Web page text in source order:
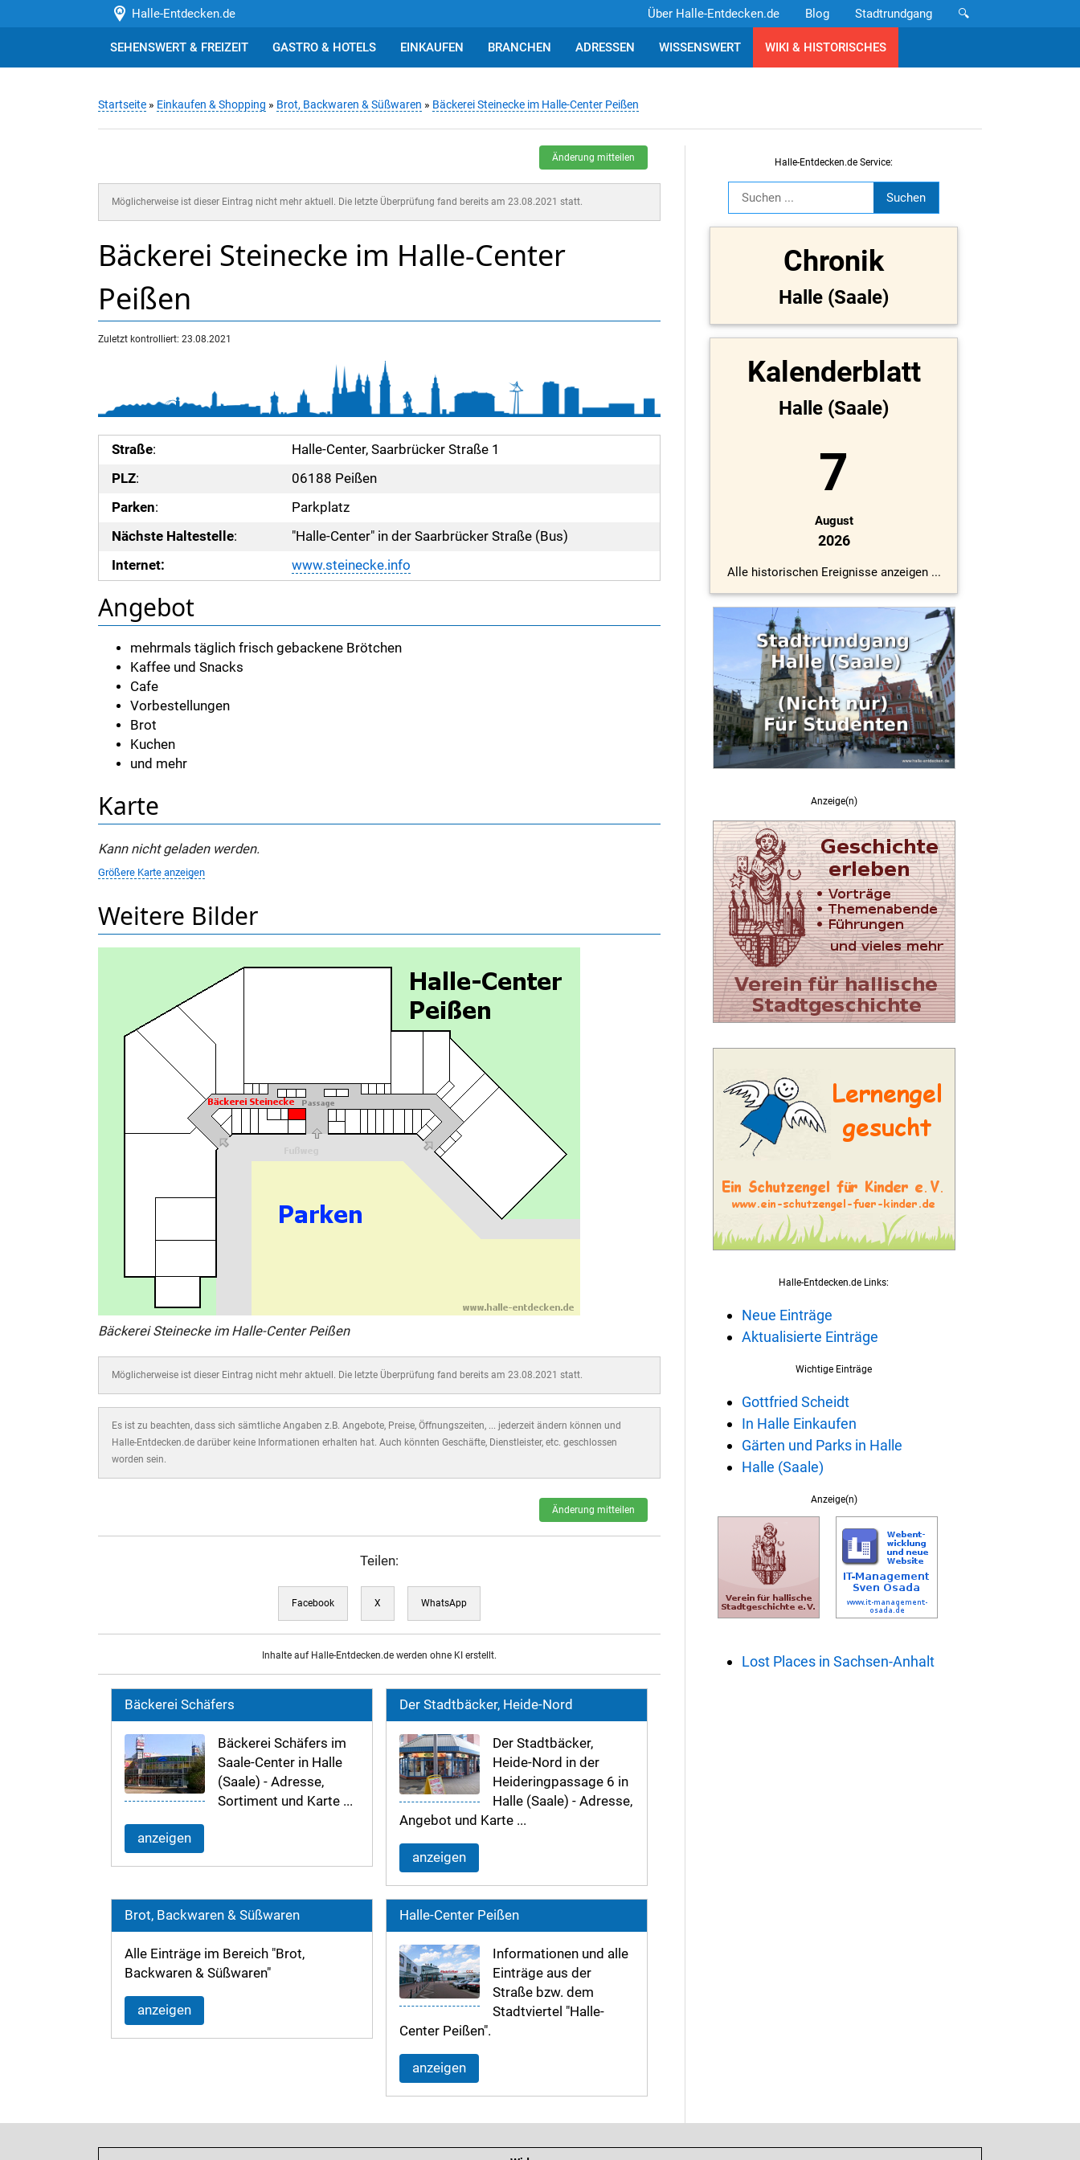
Halle-Entdecken.de 🔍
Stadtrundgang
Blog
Über Halle-Entdecken.de
SEHENSWERT & FREIZEIT GASTRO & HOTELS EINKAUFEN BRANCHEN ADRESSEN WISSENSWERT WIKI & HISTORISCHES
Startseite » Einkaufen & Shopping » Brot, Backwaren & Süßwaren » Bäckerei Steinecke im Halle-Center Peißen
Änderung mitteilen
Möglicherweise ist dieser Eintrag nicht mehr aktuell. Die letzte Überprüfung fand bereits am 23.08.2021 statt.
Bäckerei Steinecke im Halle-Center
Peißen
Zuletzt kontrolliert: 23.08.2021
Straße:
Halle-Center, Saarbrücker Straße 1
PLZ:
06188 Peißen
Parken:
Parkplatz
Nächste Haltestelle:
"Halle-Center" in der Saarbrücker Straße (Bus)
Internet:
www.steinecke.info
Angebot
mehrmals täglich frisch gebackene Brötchen
Kaffee und Snacks
Cafe
Vorbestellungen
Brot
Kuchen
und mehr
Karte
Kann nicht geladen werden.
Größere Karte anzeigen
Weitere Bilder
Bäckerei Steinecke im Halle-Center Peißen
Möglicherweise ist dieser Eintrag nicht mehr aktuell. Die letzte Überprüfung fand bereits am 23.08.2021 statt.
Es ist zu beachten, dass sich sämtliche Angaben z.B. Angebote, Preise, Öffnungszeiten, ... jederzeit ändern können und
Halle-Entdecken.de darüber keine Informationen erhalten hat. Auch könnten Geschäfte, Dienstleister, etc. geschlossen
worden sein.
Änderung mitteilen
Teilen:
Facebook X WhatsApp
Inhalte auf Halle-Entdecken.de werden ohne KI erstellt.
Bäckerei Schäfers
Bäckerei Schäfers im
Saale-Center in Halle
(Saale) - Adresse,
Sortiment und Karte ...
anzeigen
Der Stadtbäcker, Heide-Nord
Der Stadtbäcker,
Heide-Nord in der
Heideringpassage 6 in
Halle (Saale) - Adresse,
Angebot und Karte ...
anzeigen
Brot, Backwaren & Süßwaren
Alle Einträge im Bereich "Brot,
Backwaren & Süßwaren"
anzeigen
Halle-Center Peißen
Informationen und alle
Einträge aus der
Straße bzw. dem
Stadtviertel "Halle-
Center Peißen".
anzeigen
Halle-Entdecken.de Service:
Chronik
Halle (Saale)
Kalenderblatt
Halle (Saale)
7
August
2026
Alle historischen Ereignisse anzeigen ...
Anzeige(n)
Halle-Entdecken.de Links:
Neue Einträge
Aktualisierte Einträge
Wichtige Einträge
Gottfried Scheidt
In Halle Einkaufen
Gärten und Parks in Halle
Halle (Saale)
Anzeige(n)
Lost Places in Sachsen-Anhalt